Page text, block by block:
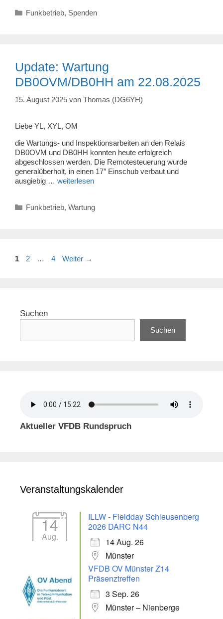
Kategorien
Funkbetrieb, Spenden
Update: Wartung
DB0OVM/DB0HH am 22.08.2025
15. August 2025 von Thomas (DG6YH)
Liebe YL, XYL, OM
die Wartungs- und Inspektionsarbeiten an den Relais
DB0OVM und DB0HH konnten heute erfolgreich
abgeschlossen werden. Die Remotesteuerung wurde
generalüberholt, in einen 17″ Einschub verbaut und
ausgiebig … weiterlesen
Kategorien
Funkbetrieb, Wartung
Seite
1 Seite
2 … Seite
4 Weiter →
Suchen
Suchen
Aktueller VFDB Rundspruch
Veranstaltungskalender
14
Aug.
ILLW - Fieldday Schleusenberg
2026 DARC N44
14 Aug. 26
Münster
VFDB OV Münster Z14
Präsenztreffen
3 Sep. 26
Münster – Nienberge